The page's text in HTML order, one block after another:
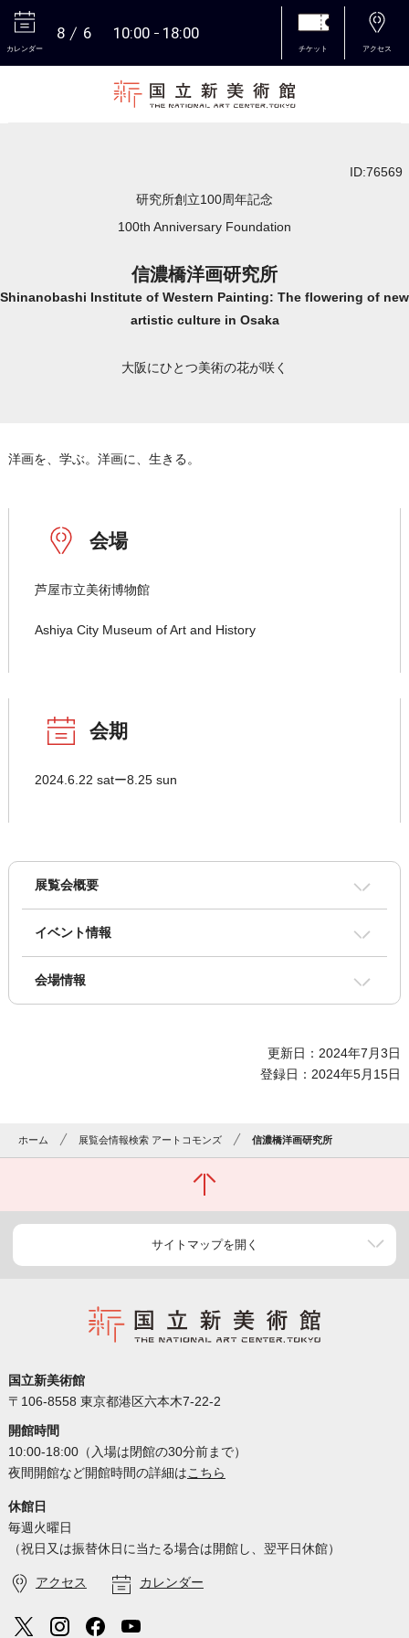
カレンダー
8 6 10:00 18:00
チケット アクセス
ID:76569
研究所創立100周年記念
100th Anniversary Foundation
信濃橋洋画研究所
Shinanobashi Institute of Western Painting: The flowering of new
artistic culture in Osaka
大阪にひとつ美術の花が咲く
洋画を、学ぶ。洋画に、生きる。
会場
芦屋市立美術博物館
Ashiya City Museum of Art and History
会期
2024.6.22 satー8.25 sun
展覧会概要
イベント情報
会場情報
更新日：2024年7月3日
登録日：2024年5月15日
ホーム 展覧会情報検索 アートコモンズ 信濃橋洋画研究所
サイトマップを開く
国立新美術館
〒106-8558 東京都港区六本木7-22-2
開館時間
10:00-18:00（入場は閉館の30分前まで）
夜間開館など開館時間の詳細はこちら
休館日
毎週火曜日
（祝日又は振替休日に当たる場合は開館し、翌平日休館）
アクセス カレンダー